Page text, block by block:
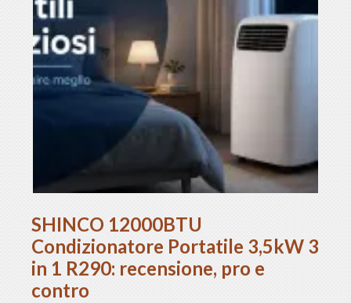
SHINCO 12000BTU
Condizionatore Portatile 3,5kW 3
in 1 R290: recensione, pro e
contro